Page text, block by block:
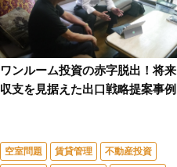
ワンルーム投資の赤字脱出！将来
収支を見据えた出口戦略提案事例
空室問題 賃貸管理
不動産投資